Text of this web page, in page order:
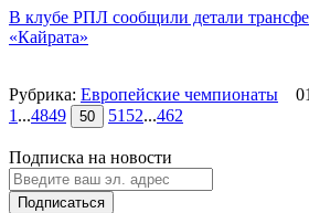
В клубе РПЛ сообщили детали
«Кайрата»
Рубрика: Европейские чемпионаты
1...4849 50 5152...462
Подписка на новости
Подписаться